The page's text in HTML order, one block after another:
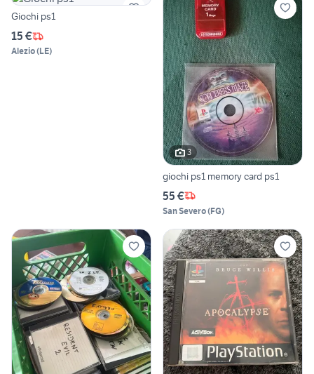
Giochi ps1
15 €
Alezio(LE)
3
giochi ps1 memory card ps1
55 €
San Severo(FG)